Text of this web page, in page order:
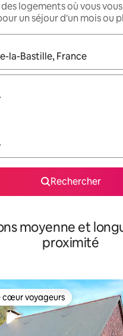
logements où vous
un séjour d'un mois ou
résultats s'affichent, utilisez
Rechercher
moyenne et
proximité
voyageurs les plus
cœur voyageurs